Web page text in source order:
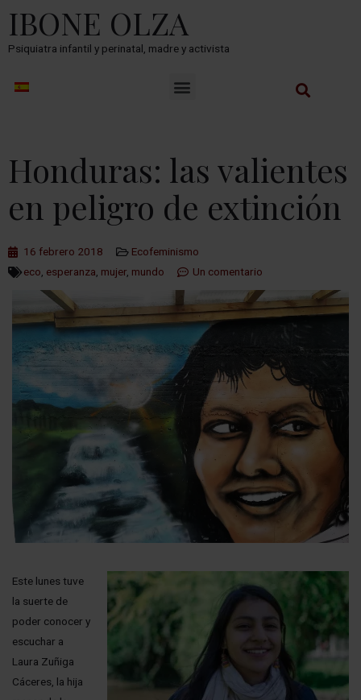
IBONE OLZA
Psiquiatra infantil y perinatal, madre y activista
Honduras: las valientes
en peligro de extinción
16 febrero 2018
Ecofeminismo
eco esperanza mujer mundo Un comentario
Este lunes tuve
la suerte de
poder conocer y
escuchar a
Laura Zuñiga
Cáceres, la hija